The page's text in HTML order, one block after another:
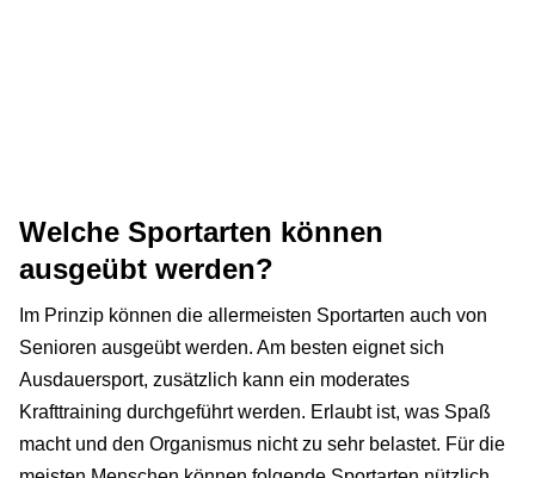
Welche Sportarten können
ausgeübt werden?
Im Prinzip können die allermeisten Sportarten auch von
Senioren ausgeübt werden. Am besten eignet sich
Ausdauersport, zusätzlich kann ein moderates
Krafttraining durchgeführt werden. Erlaubt ist, was Spaß
macht und den Organismus nicht zu sehr belastet. Für die